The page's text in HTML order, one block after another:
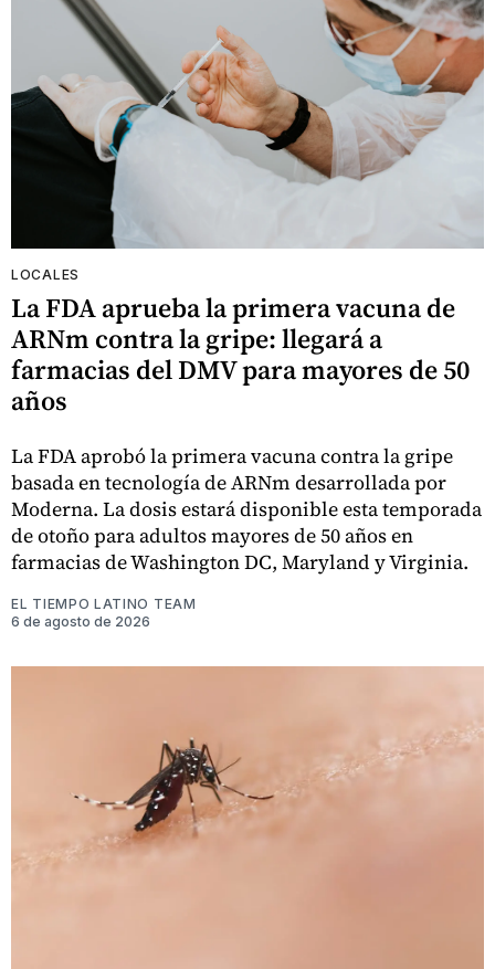
LOCALES
La FDA aprueba la primera vacuna de
ARNm contra la gripe: llegará a
farmacias del DMV para mayores de 50
años
La FDA aprobó la primera vacuna contra la gripe
basada en tecnología de ARNm desarrollada por
Moderna. La dosis estará disponible esta temporada
de otoño para adultos mayores de 50 años en
farmacias de Washington DC, Maryland y Virginia.
EL TIEMPO LATINO TEAM
6 de agosto de 2026